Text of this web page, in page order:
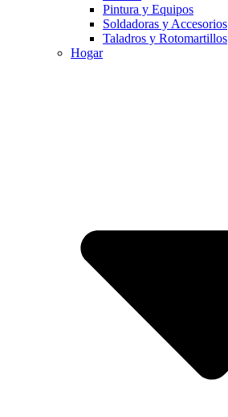
Pintura y Equipos
Soldadoras y Accesorios
Taladros y Rotomartillos
Hogar